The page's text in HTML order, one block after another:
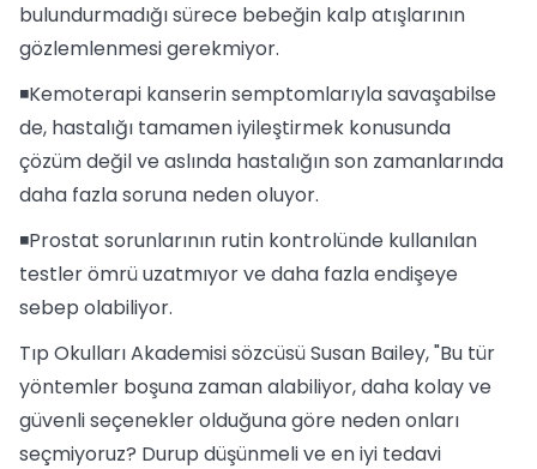
bulundurmadığı sürece bebeğin kalp atışlarının
gözlemlenmesi gerekmiyor.
◾Kemoterapi kanserin semptomlarıyla savaşabilse
de, hastalığı tamamen iyileştirmek konusunda
çözüm değil ve aslında hastalığın son zamanlarında
daha fazla soruna neden oluyor.
◾Prostat sorunlarının rutin kontrolünde kullanılan
testler ömrü uzatmıyor ve daha fazla endişeye
sebep olabiliyor.
Tıp Okulları Akademisi sözcüsü Susan Bailey, "Bu tür
yöntemler boşuna zaman alabiliyor, daha kolay ve
güvenli seçenekler olduğuna göre neden onları
seçmiyoruz? Durup düşünmeli ve en iyi tedavi